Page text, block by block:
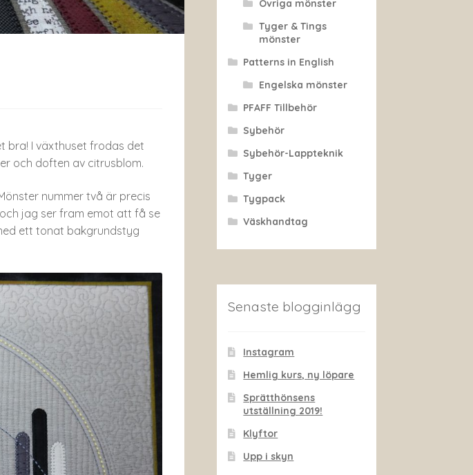
bra! I växthuset frodas det
och doften av citrusblom.
nummer två är precis
jag ser fram emot att få se
ett tonat bakgrundstyg
Övriga mönster
Tyger & Tings
mönster
Patterns in English
Engelska mönster
PFAFF Tillbehör
Sybehör
Sybehör-Lappteknik
Tyger
Tygpack
Väskhandtag
Senaste blogginlägg
Instagram
Hemlig kurs, ny löpare
Sprätthönsens
utställning 2019!
Klyftor
Upp i skyn